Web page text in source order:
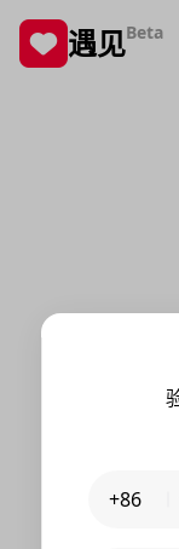
+86
遇见Beta